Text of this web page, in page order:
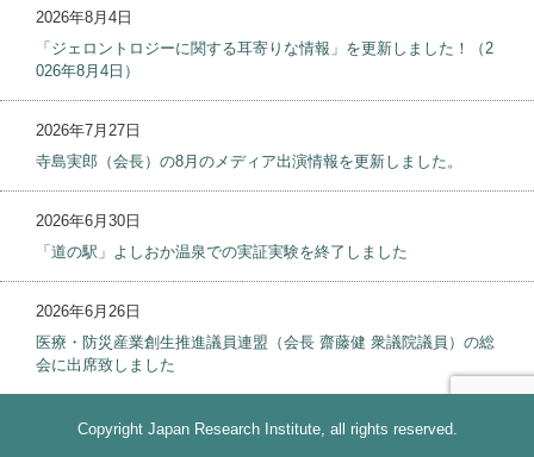
2026年8月4日
「ジェロントロジーに関する耳寄りな情報」を更新しました！（2
026年8月4日）
2026年7月27日
寺島実郎（会長）の8月のメディア出演情報を更新しました。
2026年6月30日
「道の駅」よしおか温泉での実証実験を終了しました
2026年6月26日
医療・防災産業創生推進議員連盟（会長 齋藤健 衆議院議員）の総
会に出席致しました
Copyright Japan Research Institute, all rights reserved.